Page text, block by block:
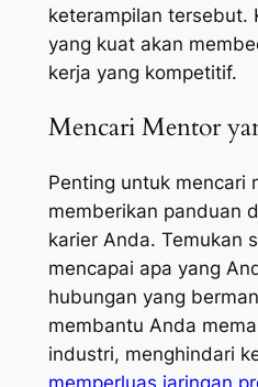
keterampilan tersebut.
yang kuat akan
kerja yang kompetitif.
Mencari Mentor
Penting untuk mencari
memberikan panduan
karier Anda. Temukan
mencapai apa yang
hubungan yang
membantu Anda
industri, menghindari
memperluas jaringan